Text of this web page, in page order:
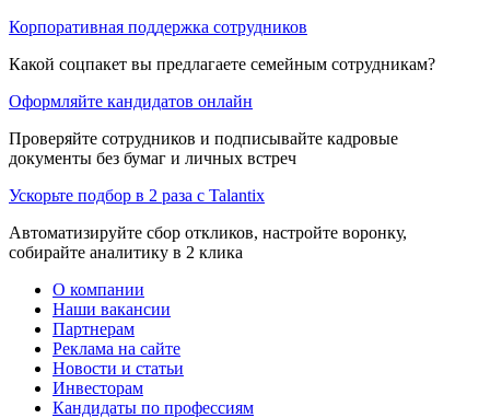
Корпоративная поддержка сотрудников
Какой соцпакет вы предлагаете семейным сотрудникам?
Оформляйте кандидатов онлайн
Проверяйте сотрудников и подписывайте кадровые
документы без бумаг и личных встреч
Ускорьте подбор в 2 раза с Talantix
Автоматизируйте сбор откликов, настройте воронку,
собирайте аналитику в 2 клика
О компании
Наши вакансии
Партнерам
Реклама на сайте
Новости и статьи
Инвесторам
Кандидаты по профессиям